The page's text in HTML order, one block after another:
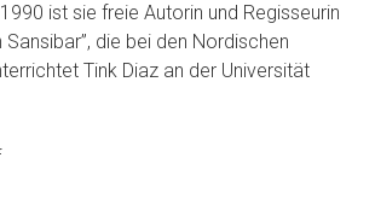
ist sie freie Autorin und Regisseurin
die bei den Nordischen
Tink Diaz an der Universität